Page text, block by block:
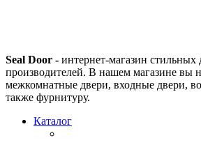
Seal Door - интернет-магазин стильных
производителей. В нашем магазине вы
межкомнатные двери, входные двери,
также фурнитуру.
Каталог